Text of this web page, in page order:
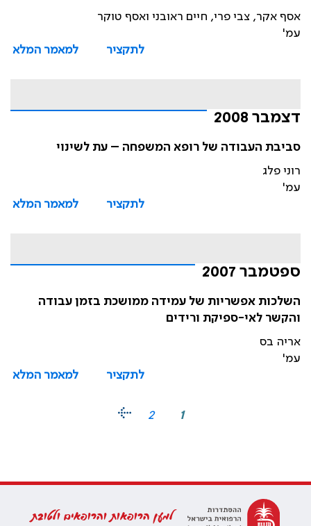
אסף אקר, צבי פרי, חיים ראובני ואסף טוקר
עמ'
לתקציר
למאמר המלא
דצמבר 2008
סביבת העבודה של רופא המשפחה – עת לשינוי
רוני פלג
עמ'
לתקציר
למאמר המלא
ספטמבר 2007
השלכות אפשריות של עמידה ממושכת בזמן עבודה
והקשר לאי-ספיקת ורידים
אריה בס
עמ'
לתקציר
למאמר המלא
1
2
למען הרופאות והרופאים ולטובת